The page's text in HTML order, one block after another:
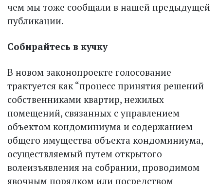
чем мы тоже сообщали в нашей предыдущей
публикации.
Собирайтесь в кучку
В новом законопроекте голосование
трактуется как “процесс принятия решений
собственниками квартир, нежилых
помещений, связанных с управлением
объектом кондоминиума и содержанием
общего имущества объекта кондоминиума,
осуществляемый путем открытого
волеизъявления на собрании, проводимом
явочным порядком или посредством